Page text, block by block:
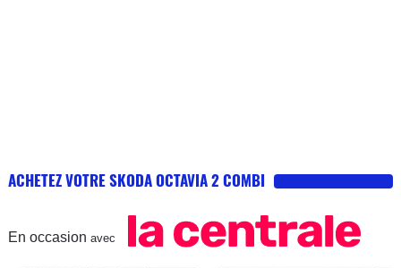
ACHETEZ VOTRE SKODA OCTAVIA 2 COMBI
En occasion avec